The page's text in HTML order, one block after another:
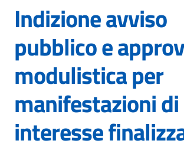
Indizione avviso
pubblico e
modulistica per
manifestazioni di
interesse